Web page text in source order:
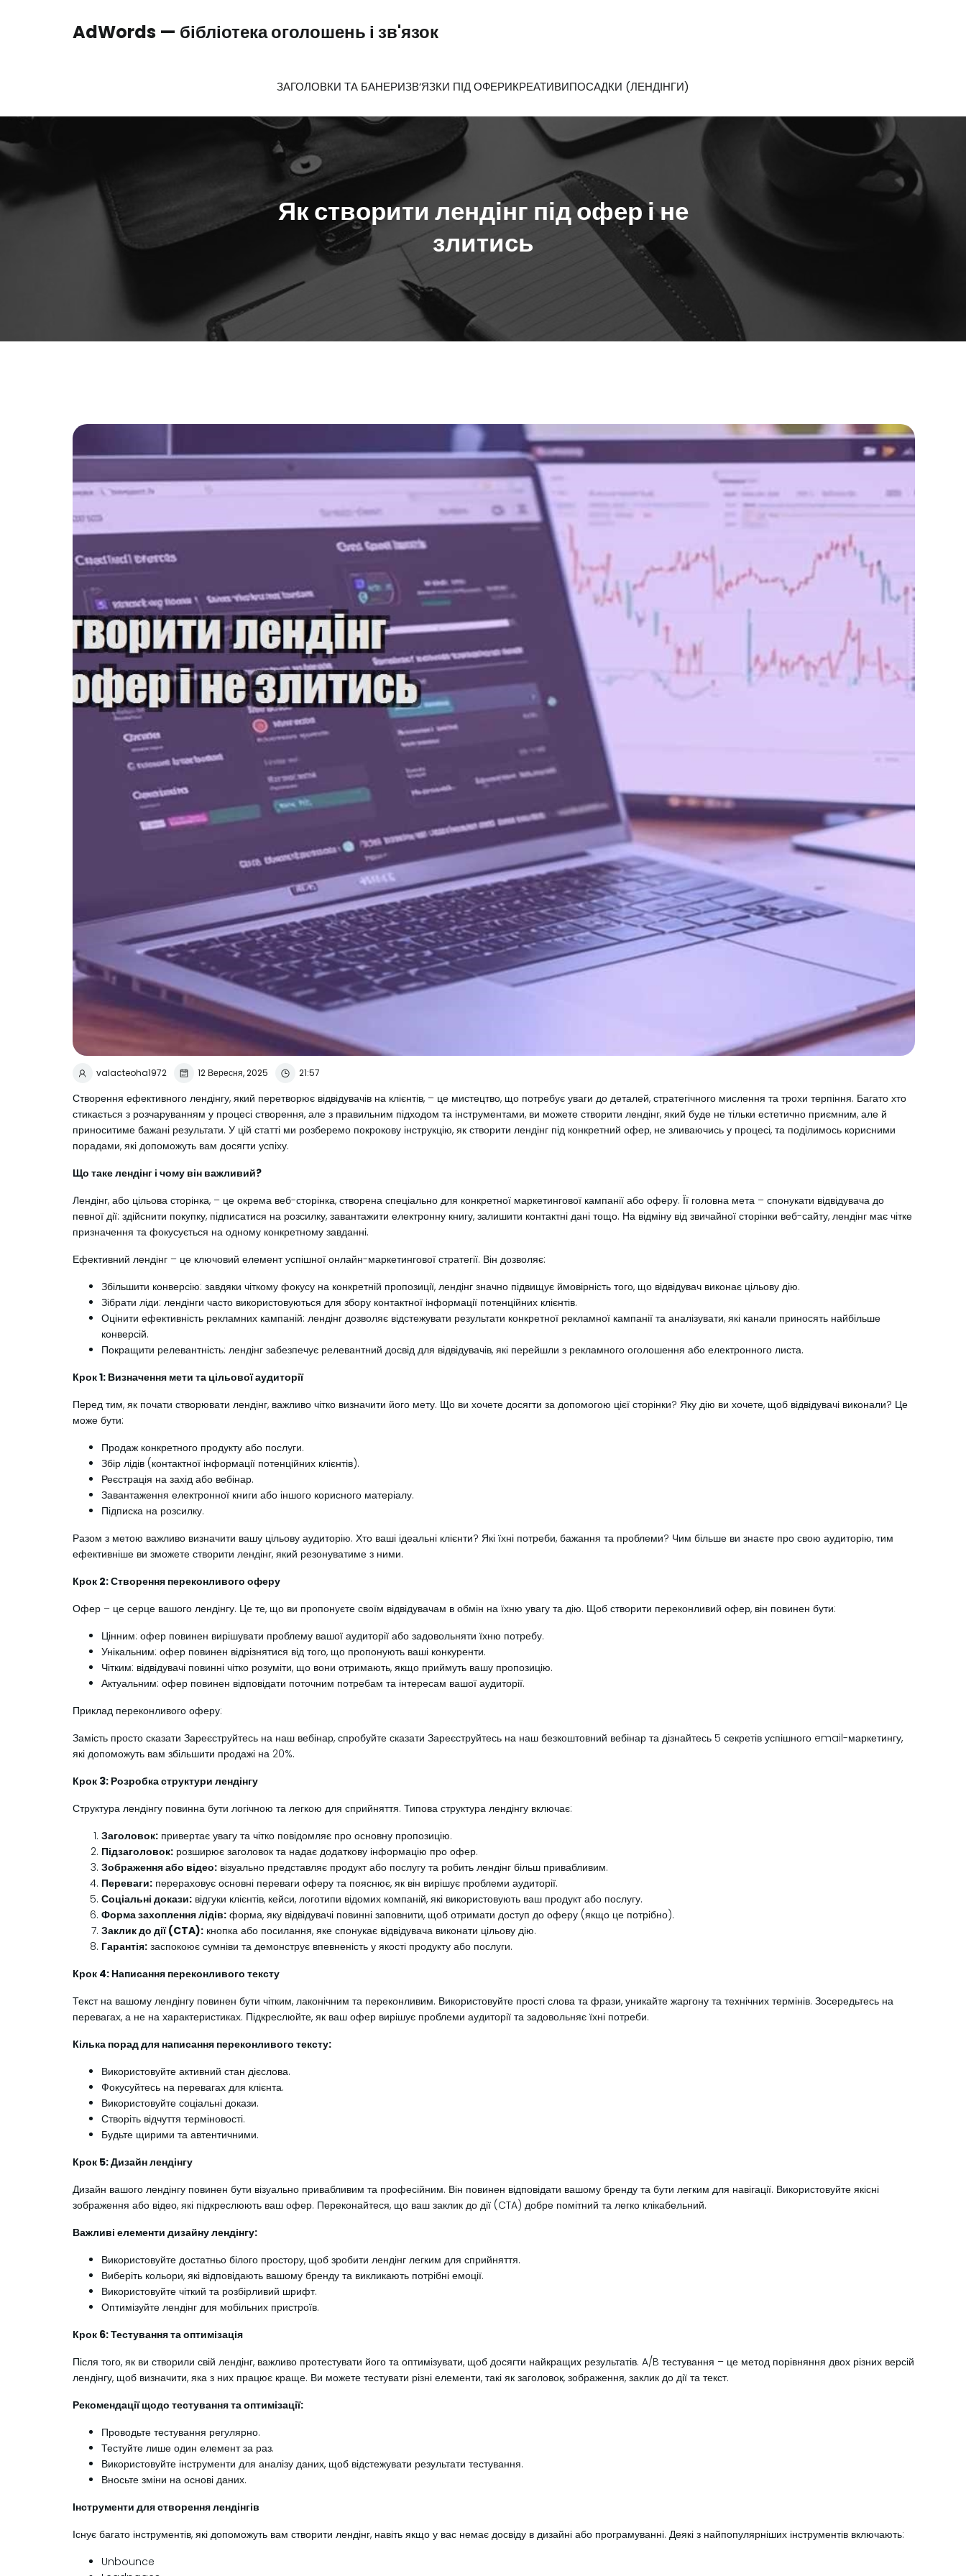
AdWords — бібліотека оголошень і зв'язок
ЗАГОЛОВКИ ТА БАНЕРИЗВ’ЯЗКИ ПІД ОФЕРИКРЕАТИВИПОСАДКИ (ЛЕНДІНГИ)
Як створити лендінг під офер і не
злитись
valacteoha1972 12 Вересня, 2025 21:57
Створення ефективного лендінгу, який перетворює відвідувачів на клієнтів, – це мистецтво, що потребує уваги до деталей, стратегічного мислення та трохи терпіння. Багато хто
стикається з розчаруванням у процесі створення, але з правильним підходом та інструментами, ви можете створити лендінг, який буде не тільки естетично приємним, але й
приноситиме бажані результати. У цій статті ми розберемо покрокову інструкцію, як створити лендінг під конкретний офер, не зливаючись у процесі, та поділимось корисними
порадами, які допоможуть вам досягти успіху.
Що таке лендінг і чому він важливий?
Лендінг, або цільова сторінка, – це окрема веб-сторінка, створена спеціально для конкретної маркетингової кампанії або оферу. Її головна мета – спонукати відвідувача до
певної дії: здійснити покупку, підписатися на розсилку, завантажити електронну книгу, залишити контактні дані тощо. На відміну від звичайної сторінки веб-сайту, лендінг має чітке
призначення та фокусується на одному конкретному завданні.
Ефективний лендінг – це ключовий елемент успішної онлайн-маркетингової стратегії. Він дозволяє:
Збільшити конверсію: завдяки чіткому фокусу на конкретній пропозиції, лендінг значно підвищує ймовірність того, що відвідувач виконає цільову дію.
Зібрати ліди: лендінги часто використовуються для збору контактної інформації потенційних клієнтів.
Оцінити ефективність рекламних кампаній: лендінг дозволяє відстежувати результати конкретної рекламної кампанії та аналізувати, які канали приносять найбільше
конверсій.
Покращити релевантність: лендінг забезпечує релевантний досвід для відвідувачів, які перейшли з рекламного оголошення або електронного листа.
Крок 1: Визначення мети та цільової аудиторії
Перед тим, як почати створювати лендінг, важливо чітко визначити його мету. Що ви хочете досягти за допомогою цієї сторінки? Яку дію ви хочете, щоб відвідувачі виконали? Це
може бути:
Продаж конкретного продукту або послуги.
Збір лідів (контактної інформації потенційних клієнтів).
Реєстрація на захід або вебінар.
Завантаження електронної книги або іншого корисного матеріалу.
Підписка на розсилку.
Разом з метою важливо визначити вашу цільову аудиторію. Хто ваші ідеальні клієнти? Які їхні потреби, бажання та проблеми? Чим більше ви знаєте про свою аудиторію, тим
ефективніше ви зможете створити лендінг, який резонуватиме з ними.
Крок 2: Створення переконливого оферу
Офер – це серце вашого лендінгу. Це те, що ви пропонуєте своїм відвідувачам в обмін на їхню увагу та дію. Щоб створити переконливий офер, він повинен бути:
Цінним: офер повинен вирішувати проблему вашої аудиторії або задовольняти їхню потребу.
Унікальним: офер повинен відрізнятися від того, що пропонують ваші конкуренти.
Чітким: відвідувачі повинні чітко розуміти, що вони отримають, якщо приймуть вашу пропозицію.
Актуальним: офер повинен відповідати поточним потребам та інтересам вашої аудиторії.
Приклад переконливого оферу:
Замість просто сказати Зареєструйтесь на наш вебінар, спробуйте сказати Зареєструйтесь на наш безкоштовний вебінар та дізнайтесь 5 секретів успішного email-маркетингу,
які допоможуть вам збільшити продажі на 20%.
Крок 3: Розробка структури лендінгу
Структура лендінгу повинна бути логічною та легкою для сприйняття. Типова структура лендінгу включає:
Заголовок: привертає увагу та чітко повідомляє про основну пропозицію.
Підзаголовок: розширює заголовок та надає додаткову інформацію про офер.
Зображення або відео: візуально представляє продукт або послугу та робить лендінг більш привабливим.
Переваги: перераховує основні переваги оферу та пояснює, як він вирішує проблеми аудиторії.
Соціальні докази: відгуки клієнтів, кейси, логотипи відомих компаній, які використовують ваш продукт або послугу.
Форма захоплення лідів: форма, яку відвідувачі повинні заповнити, щоб отримати доступ до оферу (якщо це потрібно).
Заклик до дії (CTA): кнопка або посилання, яке спонукає відвідувача виконати цільову дію.
Гарантія: заспокоює сумніви та демонструє впевненість у якості продукту або послуги.
Крок 4: Написання переконливого тексту
Текст на вашому лендінгу повинен бути чітким, лаконічним та переконливим. Використовуйте прості слова та фрази, уникайте жаргону та технічних термінів. Зосередьтесь на
перевагах, а не на характеристиках. Підкреслюйте, як ваш офер вирішує проблеми аудиторії та задовольняє їхні потреби.
Кілька порад для написання переконливого тексту:
Використовуйте активний стан дієслова.
Фокусуйтесь на перевагах для клієнта.
Використовуйте соціальні докази.
Створіть відчуття терміновості.
Будьте щирими та автентичними.
Крок 5: Дизайн лендінгу
Дизайн вашого лендінгу повинен бути візуально привабливим та професійним. Він повинен відповідати вашому бренду та бути легким для навігації. Використовуйте якісні
зображення або відео, які підкреслюють ваш офер. Переконайтеся, що ваш заклик до дії (CTA) добре помітний та легко клікабельний.
Важливі елементи дизайну лендінгу:
Використовуйте достатньо білого простору, щоб зробити лендінг легким для сприйняття.
Виберіть кольори, які відповідають вашому бренду та викликають потрібні емоції.
Використовуйте чіткий та розбірливий шрифт.
Оптимізуйте лендінг для мобільних пристроїв.
Крок 6: Тестування та оптимізація
Після того, як ви створили свій лендінг, важливо протестувати його та оптимізувати, щоб досягти найкращих результатів. A/B тестування – це метод порівняння двох різних версій
лендінгу, щоб визначити, яка з них працює краще. Ви можете тестувати різні елементи, такі як заголовок, зображення, заклик до дії та текст.
Рекомендації щодо тестування та оптимізації:
Проводьте тестування регулярно.
Тестуйте лише один елемент за раз.
Використовуйте інструменти для аналізу даних, щоб відстежувати результати тестування.
Вносьте зміни на основі даних.
Інструменти для створення лендінгів
Існує багато інструментів, які допоможуть вам створити лендінг, навіть якщо у вас немає досвіду в дизайні або програмуванні. Деякі з найпопулярніших інструментів включають:
Unbounce